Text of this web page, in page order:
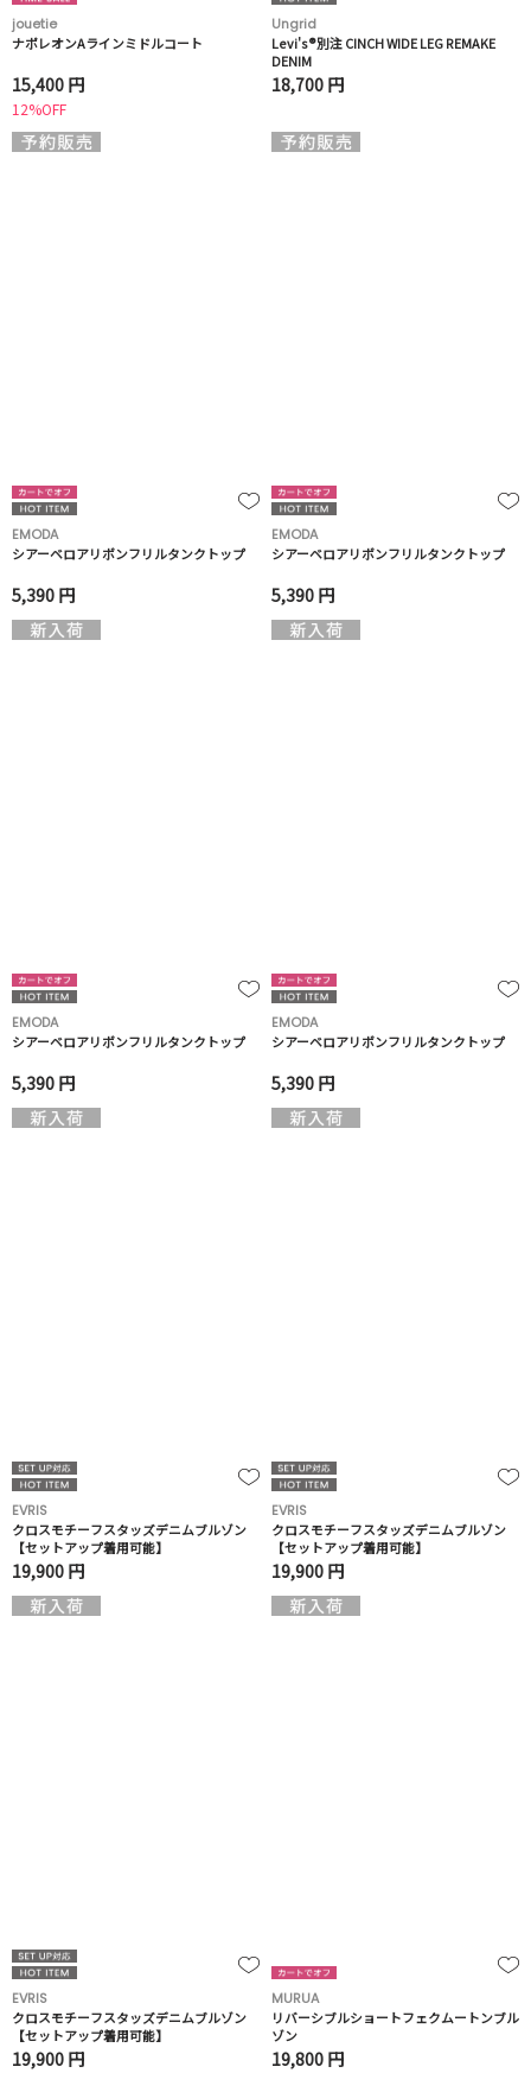
jouetie
ナポレオンAラインミドルコート
15,400 円
12%OFF
Ungrid
Levi's®別注 CINCH WIDE LEG REMAKE
DENIM
18,700 円
EMODA
シアーベロアリボンフリルタンクトップ
5,390 円
EMODA
シアーベロアリボンフリルタンクトップ
5,390 円
EMODA
シアーベロアリボンフリルタンクトップ
5,390 円
EMODA
シアーベロアリボンフリルタンクトップ
5,390 円
EVRIS
クロスモチーフスタッズデニムブルゾン
【セットアップ着用可能】
19,900 円
EVRIS
クロスモチーフスタッズデニムブルゾン
【セットアップ着用可能】
19,900 円
EVRIS
クロスモチーフスタッズデニムブルゾン
【セットアップ着用可能】
19,900 円
MURUA
リバーシブルショートフェクムートンブル
ゾン
19,800 円